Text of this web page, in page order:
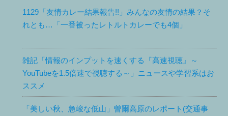
1129「友情カレー結果報告!!」みんなの友情の結果？そ
れとも…「一番被ったレトルトカレーでも4個」
雑記「情報のインプットを速くする『高速視聴』～
YouTubeを1.5倍速で視聴する～」ニュースや学習系はお
ススメ
「美しい秋、急峻な低山」曽爾高原のレポート(交通事